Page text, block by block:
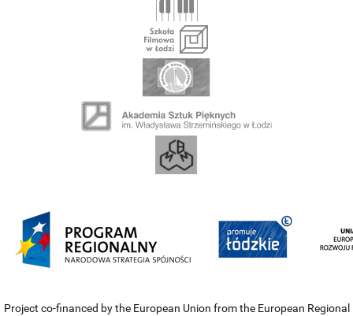
Project co-financed by the European Union from the European Regional